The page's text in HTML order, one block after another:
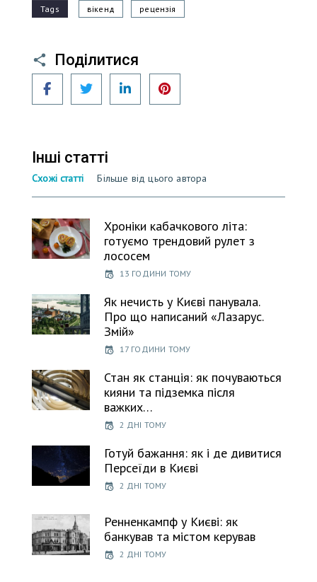
Tags вікенд рецензія
Поділитися
Facebook Twitter LinkedIn
Інші статті
Схожі статті Більше від цього автора
Хроніки кабачкового літа:
готуємо трендовий рулет з
лососем
13 ГОДИНИ ТОМУ
Як нечисть у Києві панувала.
Про що написаний «Лазарус.
Змій»
17 ГОДИНИ ТОМУ
Стан як станція: як почуваються
кияни та підземка після
важких…
2 ДНІ ТОМУ
Готуй бажання: як і де дивитися
Персеїди в Києві
2 ДНІ ТОМУ
Ренненкампф у Києві: як
банкував та містом керував
2 ДНІ ТОМУ